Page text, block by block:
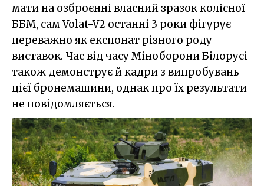
мати на озброєнні власний зразок колісної
ББМ, сам Volat-V2 останні 3 роки фігурує
переважно як експонат різного роду
виставок. Час від часу Міноборони Білорусі
також демонструє й кадри з випробувань
цієї бронемашини, однак про їх результати
не повідомляється.